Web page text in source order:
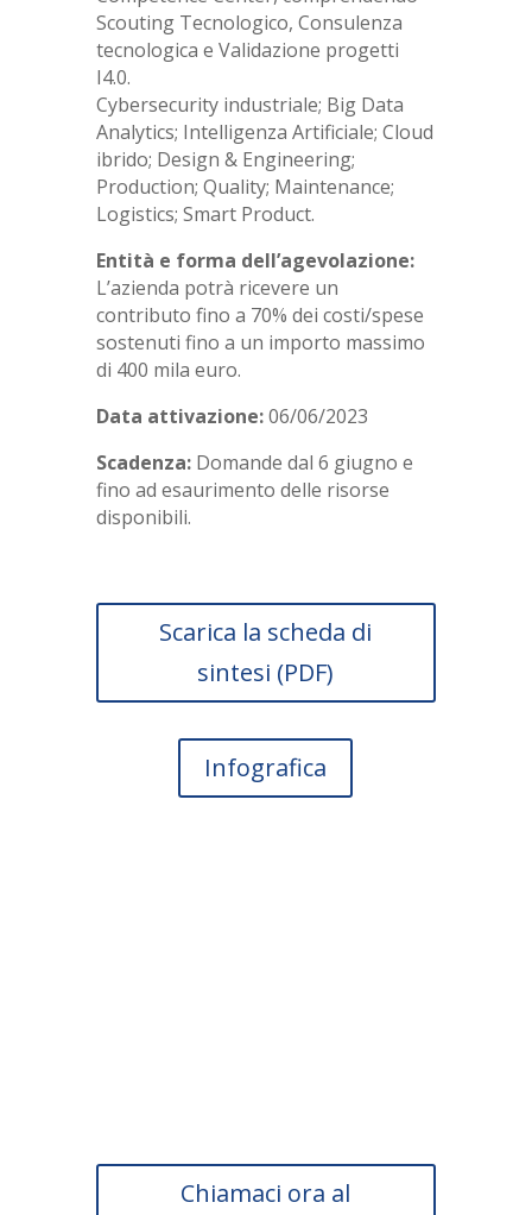
Scouting Tecnologico, Consulenza
tecnologica e Validazione progetti
I4.0.
Cybersecurity industriale; Big Data
Analytics; Intelligenza Artificiale; Cloud
ibrido; Design & Engineering;
Production; Quality; Maintenance;
Logistics; Smart Product.
Entità e forma dell’agevolazione:
L’azienda potrà ricevere un
contributo fino a 70% dei costi/spese
sostenuti fino a un importo massimo
di 400 mila euro.
Data attivazione:06/06/2023
Scadenza: Domande dal 6 giugno e
fino ad esaurimento delle risorse
disponibili.
Scarica la scheda di
sintesi (PDF)
Infografica
Chiamaci ora al